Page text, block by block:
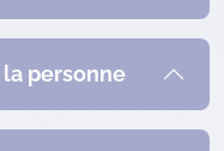
personne